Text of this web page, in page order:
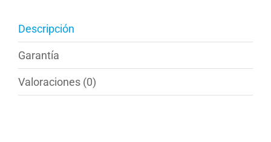
Descripción
Garantía
Valoraciones (0)